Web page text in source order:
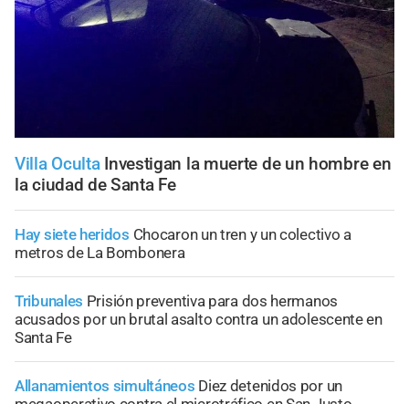
Villa Oculta Investigan la muerte de un hombre en
la ciudad de Santa Fe
Hay siete heridos Chocaron un tren y un colectivo a
metros de La Bombonera
Tribunales Prisión preventiva para dos hermanos
acusados por un brutal asalto contra un adolescente en
Santa Fe
Allanamientos simultáneos Diez detenidos por un